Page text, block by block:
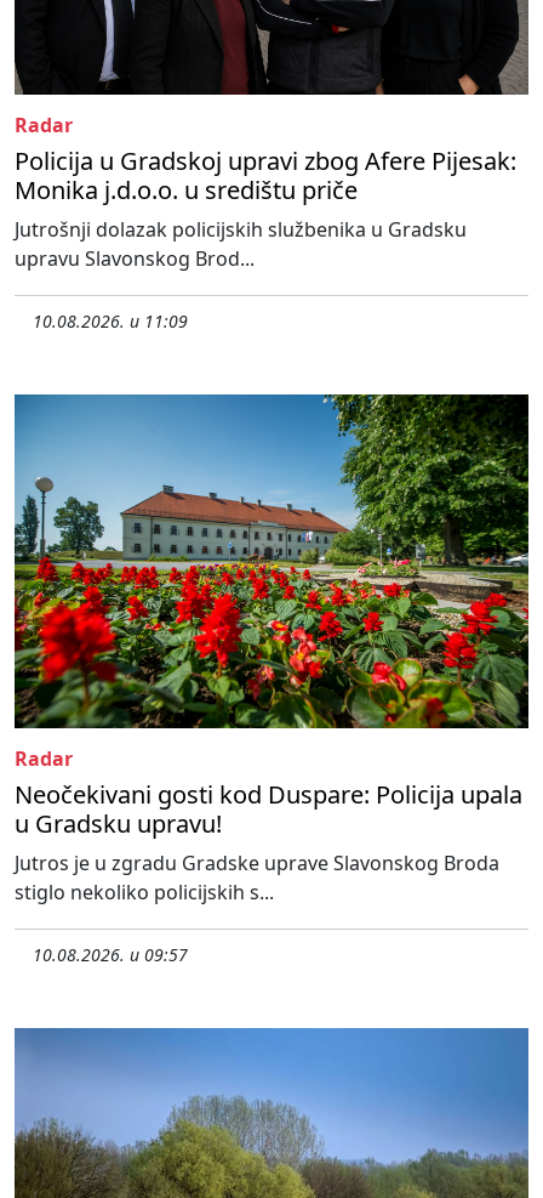
Radar
Policija u Gradskoj upravi zbog Afere Pijesak:
Monika j.d.o.o. u središtu priče
Jutrošnji dolazak policijskih službenika u Gradsku
upravu Slavonskog Brod...
10.08.2026. u 11:09
Radar
Neočekivani gosti kod Duspare: Policija upala
u Gradsku upravu!
Jutros je u zgradu Gradske uprave Slavonskog Broda
stiglo nekoliko policijskih s...
10.08.2026. u 09:57